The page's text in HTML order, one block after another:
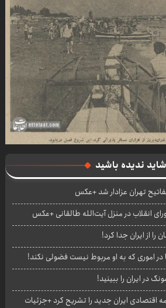
شاید ندیده باشید
تهران عزادار شد +عکس
انقلاب در منزل آیت‌الله طالقانی +عکس‌
در اموری که به او مربوط نیست فضولی نکند!
در ایران را ببینید!
اقتصادی ایران جدید را تشریح کرد +جزئیات